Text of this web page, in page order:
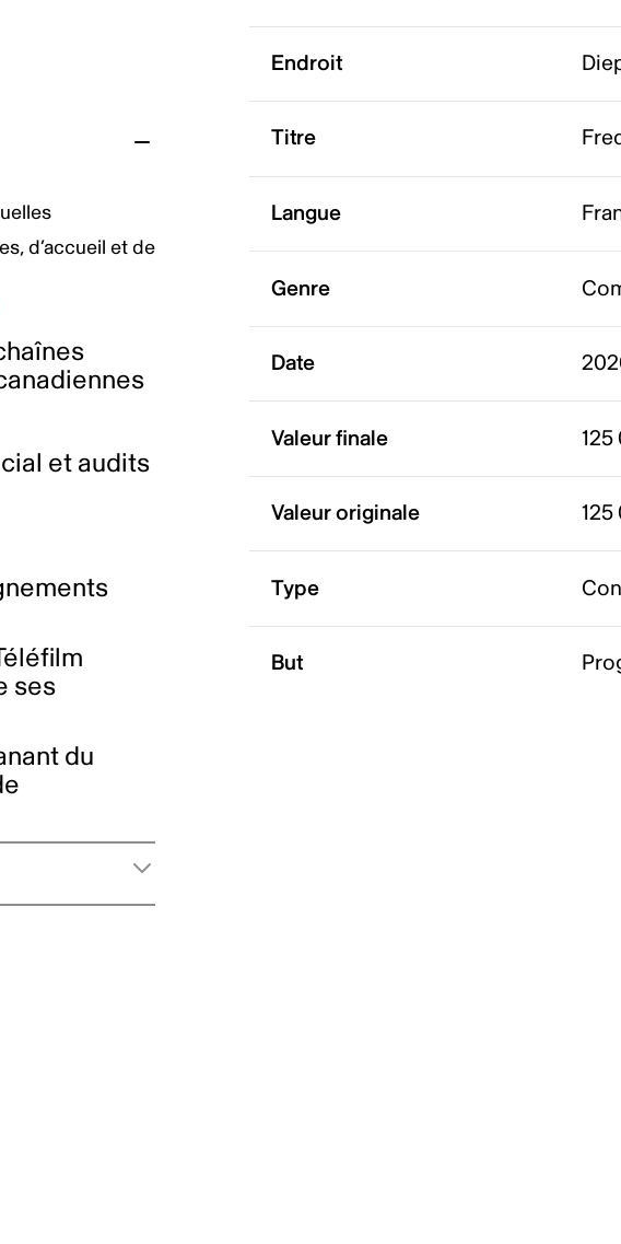
le
d’accueil et de
et audits
ses
du
Endroit
Titre
Langue
Genre
Date
Valeur finale
Valeur originale
Type
But